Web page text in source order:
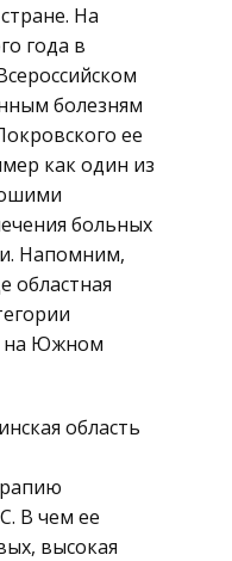
На
года в
болезням
ее
как один из
больных
Напомним,
областная
на Южном
область
В чем ее
высокая